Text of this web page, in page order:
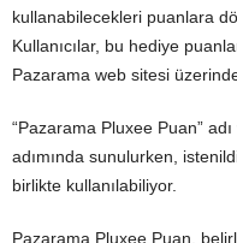
kullanabilecekleri puanlara
Kullanıcılar, bu hediye
Pazarama web sitesi
“Pazarama Pluxee Puan”
adımında sunulurken,
birlikte kullanılabiliyor.
Pazarama Pluxee Puan,